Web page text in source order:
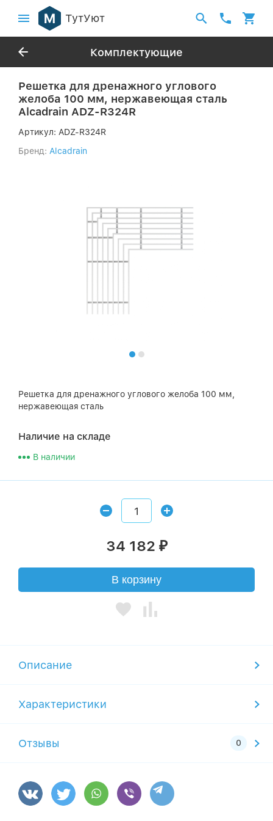
ТутУют
Комплектующие
Решетка для дренажного углового
желоба 100 мм, нержавеющая сталь
Alcadrain ADZ-R324R
Артикул: ADZ-R324R
Бренд: Alcadrain
Решетка для дренажного углового желоба 100 мм,
нержавеющая сталь
Наличие на складе
В наличии
34 182 ₽
В корзину
Описание
Характеристики
Отзывы